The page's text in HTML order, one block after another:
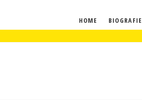
HOME BIOGRAFIE